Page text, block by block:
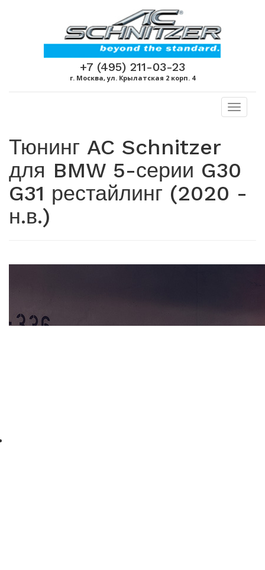
+7 (495) 211-03-23
г. Москва, ул. Крылатская 2 корп. 4
Toggle
Тюнинг AC Schnitzer
для BMW 5-серии G30
G31 рестайлинг (2020 -
н.в.)